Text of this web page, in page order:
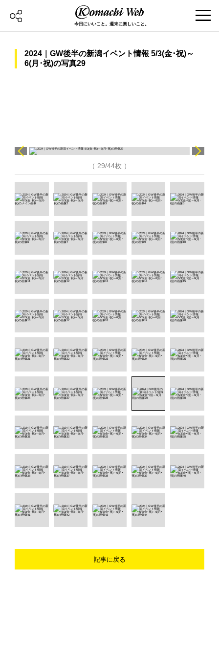
今日にいいこと。週末に楽しいこと。
2024｜GW後半の新潟イベント情報 5/3(金･祝)～
6(月･祝)の写真29
（ 29/44枚 ）
記事に戻る